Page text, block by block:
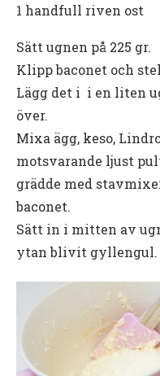
1 handfull riven ost
Sätt ugnen på 225 gr.
Klipp baconet och
Lägg det i i en liten
över.
Mixa ägg, keso,
motsvarande ljust
grädde med
baconet.
Sätt in i mitten av
ytan blivit gyllengul.